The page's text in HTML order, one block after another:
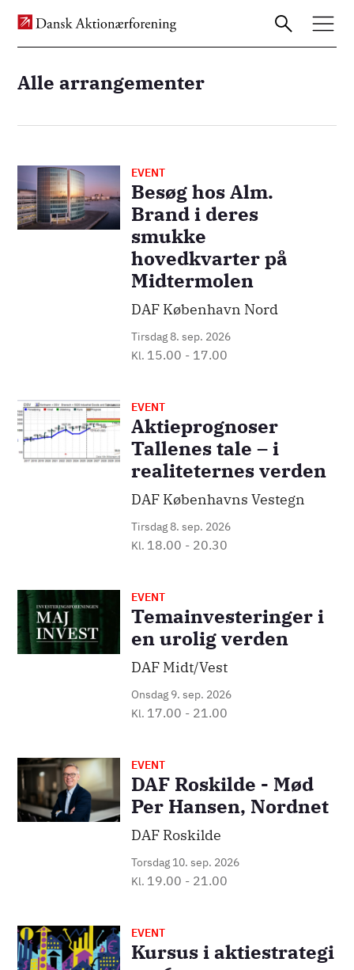
Alle arrangementer
Billede EVENT
Besøg hos Alm.
Brand i deres
smukke
hovedkvarter på
Midtermolen
DAF København Nord
Tirsdag 8. sep. 2026
Kl. 15.00 - 17.00
Billede EVENT
Aktieprognoser
Tallenes tale – i
realiteternes verden
DAF Københavns Vestegn
Tirsdag 8. sep. 2026
Kl. 18.00 - 20.30
Billede EVENT
Temainvesteringer i
en urolig verden
DAF Midt/Vest
Onsdag 9. sep. 2026
Kl. 17.00 - 21.00
Billede EVENT
DAF Roskilde - Mød
Per Hansen, Nordnet
DAF Roskilde
Torsdag 10. sep. 2026
Kl. 19.00 - 21.00
Billede EVENT
Kursus i aktiestrategi